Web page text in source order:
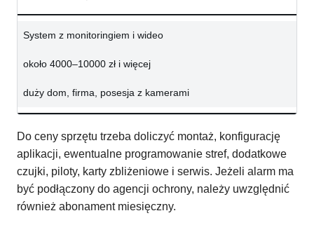
System z monitoringiem i wideo
około 4000–10000 zł i więcej
duży dom, firma, posesja z kamerami
Do ceny sprzętu trzeba doliczyć montaż, konfigurację
aplikacji, ewentualne programowanie stref, dodatkowe
czujki, piloty, karty zbliżeniowe i serwis. Jeżeli alarm ma
być podłączony do agencji ochrony, należy uwzględnić
również abonament miesięczny.